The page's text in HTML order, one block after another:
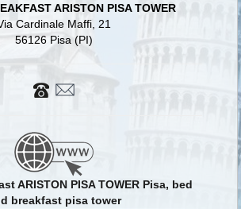
ARISTON PISA TOWER
Cardinale Maffi, 21
56126 Pisa (PI)
ARISTON PISA TOWER Pisa, bed
breakfast pisa tower